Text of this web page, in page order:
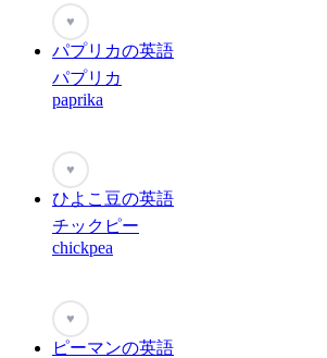
♥
パプリカの英語
パプリカ
paprika
♥
ひよこ豆の英語
チックピー
chickpea
♥
ピーマンの英語